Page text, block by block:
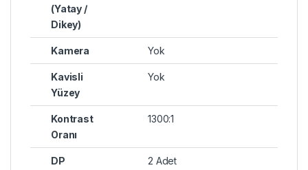
(Yatay /
Dikey)
Kamera Yok
Kavisli
Yüzey
Yok
Kontrast
Oranı
1300:1
DP
2 Adet